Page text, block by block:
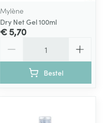
Mylène
Dry Net Gel 100ml
€ 5,70
Bestel